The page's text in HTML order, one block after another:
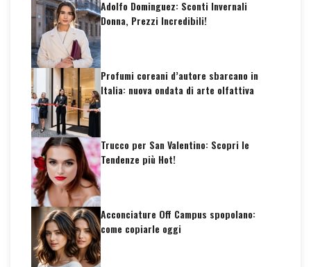
Adolfo Dominguez: Sconti Invernali
Donna, Prezzi Incredibili!
Profumi coreani d’autore sbarcano in
Italia: nuova ondata di arte olfattiva
Trucco per San Valentino: Scopri le
Tendenze più Hot!
Acconciature Off Campus spopolano:
come copiarle oggi